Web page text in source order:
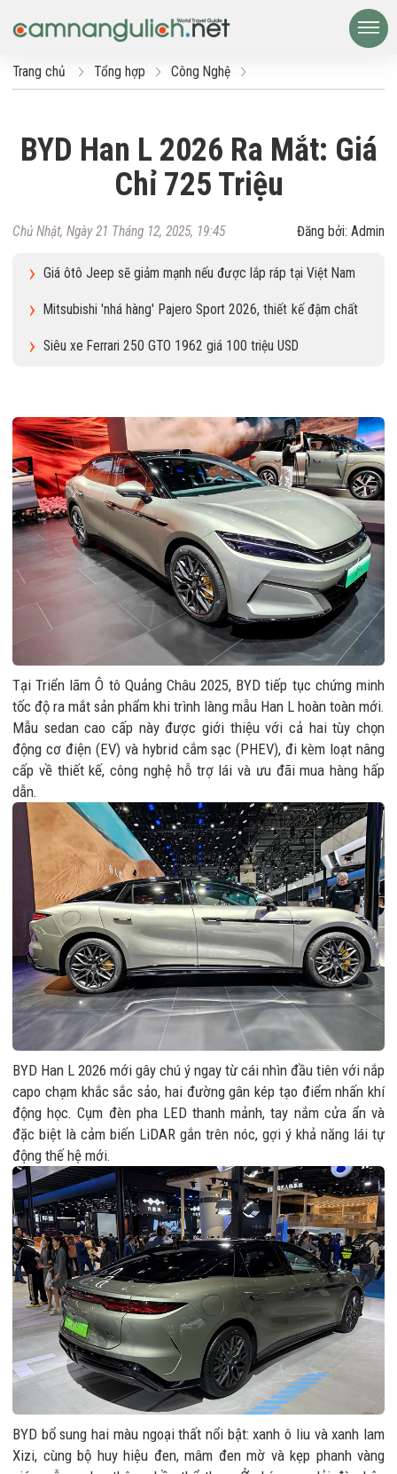
Trang chủ Tổng hợp Công Nghệ
BYD Han L 2026 Ra Mắt: Giá
Chỉ 725 Triệu
Chủ Nhật, Ngày 21 Tháng 12, 2025, 19:45 Đăng bởi: Admin
Giá ôtô Jeep sẽ giảm mạnh nếu được lắp ráp tại Việt Nam
Mitsubishi 'nhá hàng' Pajero Sport 2026, thiết kế đậm chất
Siêu xe Ferrari 250 GTO 1962 giá 100 triệu USD
Tại Triển lãm Ô tô Quảng Châu 2025, BYD tiếp tục chứng minh
tốc độ ra mắt sản phẩm khi trình làng mẫu Han L hoàn toàn mới.
Mẫu sedan cao cấp này được giới thiệu với cả hai tùy chọn
động cơ điện (EV) và hybrid cắm sạc (PHEV), đi kèm loạt nâng
cấp về thiết kế, công nghệ hỗ trợ lái và ưu đãi mua hàng hấp
dẫn.
BYD Han L 2026 mới gây chú ý ngay từ cái nhìn đầu tiên với nắp
capo chạm khắc sắc sảo, hai đường gân kép tạo điểm nhấn khí
động học. Cụm đèn pha LED thanh mảnh, tay nắm cửa ẩn và
đặc biệt là cảm biến LiDAR gắn trên nóc, gợi ý khả năng lái tự
động thế hệ mới.
BYD bổ sung hai màu ngoại thất nổi bật: xanh ô liu và xanh lam
Xizi, cùng bộ huy hiệu đen, mâm đen mờ và kẹp phanh vàng